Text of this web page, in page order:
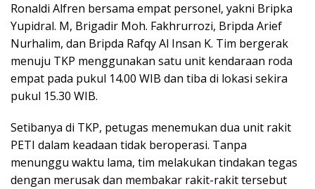
Ronaldi Alfren bersama empat personel, yakni Bripka
Yupidral. M, Brigadir Moh. Fakhrurrozi, Bripda Arief
Nurhalim, dan Bripda Rafqy Al Insan K. Tim bergerak
menuju TKP menggunakan satu unit kendaraan roda
empat pada pukul 14.00 WIB dan tiba di lokasi sekira
pukul 15.30 WIB.
Setibanya di TKP, petugas menemukan dua unit rakit
PETI dalam keadaan tidak beroperasi. Tanpa
menunggu waktu lama, tim melakukan tindakan tegas
dengan merusak dan membakar rakit-rakit tersebut